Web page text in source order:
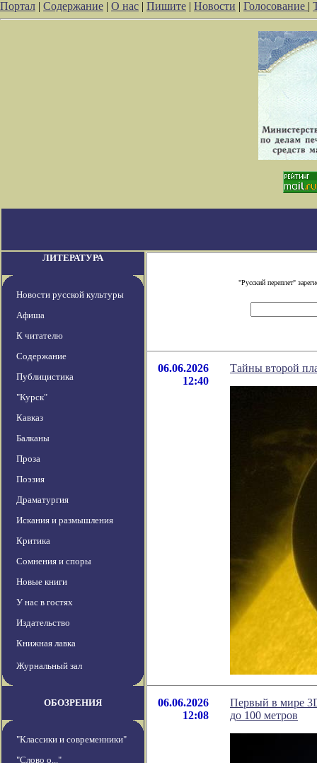
Портал | Содержание | О нас | Пишите | Новости | Голосование |
ЛИТЕРАТУРА
Новости русской культуры
Афиша
К читателю
Содержание
Публицистика
"Курск"
Кавказ
Балканы
Проза
Поэзия
Драматургия
Искания и размышления
Критика
Сомнения и споры
Новые книги
У нас в гостях
Издательство
Книжная лавка
Журнальный зал
ОБОЗРЕНИЯ
"Классики и современники"
"Слово о..."
"Русский переплет"
06.06.2026
12:40
Тайны второй
06.06.2026
12:08
Первый в мире
до 100 метров